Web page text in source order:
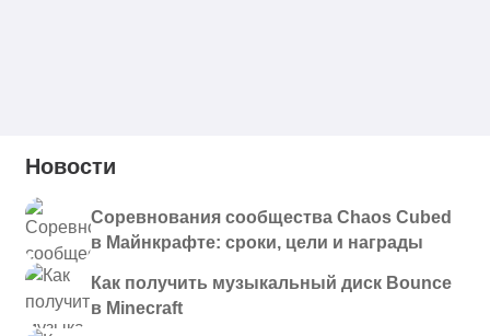
Новости
Соревнования сообщества Chaos Cubed
в Майнкрафте: сроки, цели и награды
Как получить музыкальный диск Bounce
в Minecraft